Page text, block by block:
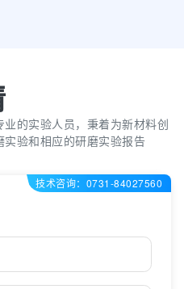
的实验人员，秉着为新材料创
验和相应的研磨实验报告
技术咨询：0731-84027560